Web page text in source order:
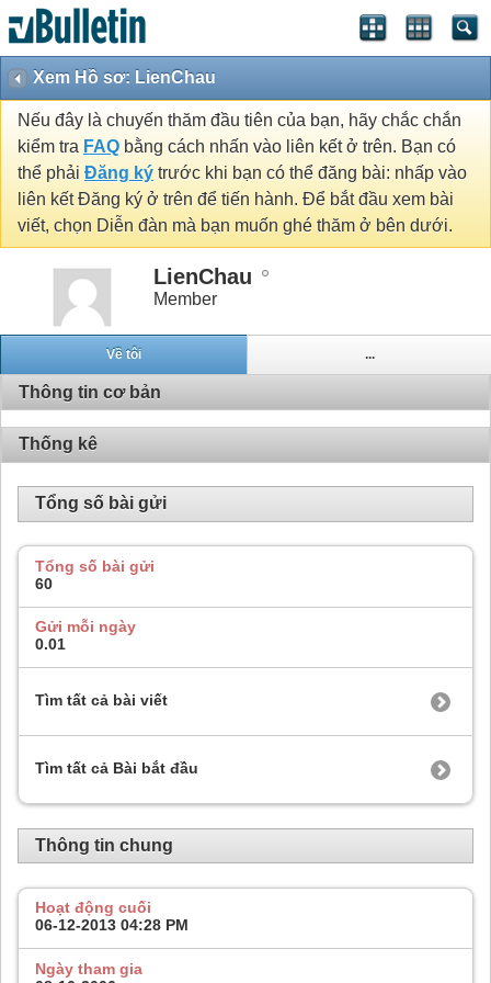
Xem Hồ sơ: LienChau
Nếu đây là chuyến thăm đầu tiên của bạn, hãy chắc chắn
kiểm tra FAQ bằng cách nhấn vào liên kết ở trên. Bạn có
thể phải Đăng ký trước khi bạn có thể đăng bài: nhấp vào
liên kết Đăng ký ở trên để tiến hành. Để bắt đầu xem bài
viết, chọn Diễn đàn mà bạn muốn ghé thăm ở bên dưới.
LienChau
Member
Về tôi ...
Thông tin cơ bản
Thống kê
Tổng số bài gửi
Tổng số bài gửi
60
Gửi mỗi ngày
0.01
Tìm tất cả bài viết
Tìm tất cả Bài bắt đầu
Thông tin chung
Hoạt động cuối
06-12-2013 04:28 PM
Ngày tham gia